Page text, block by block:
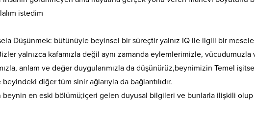
istedim
Düşünmek: bütünüyle beyinsel bir süreçtir yalnız IQ ile ilgili bir
yalnızca kafamızla değil aynı zamanda eylemlerimizle, vücudumuzla
anlam ve değer duygularımızla da düşünürüz,beynimizin Temel
diğer tüm sinir ağlarıyla da bağlantılıdır.
en eski bölümü;içeri gelen duyusal bilgileri ve bunlarla ilişkili olup